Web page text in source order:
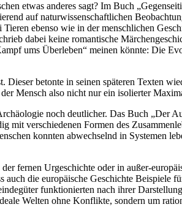
etwas anderes sagt? Im Buch
auf naturwissenschaftlichen
ebenso wie in der menschlichen
dabei keine romantische
ums Überleben“ meinen könnte: Die
betonte in seinen späteren Texten
Mensch also nicht nur ein isolierter
noch deutlicher. Das Buch „Der
mit verschiedenen Formen des
konnten abwechselnd in Systemen
fernen Urgeschichte oder in außer-
die europäische Geschichte
funktionierten nach ihrer
Welten ohne Konflikte, sondern um